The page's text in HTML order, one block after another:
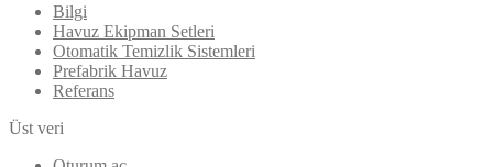
Bilgi
Havuz Ekipman Setleri
Otomatik Temizlik Sistemleri
Prefabrik Havuz
Referans
Üst veri